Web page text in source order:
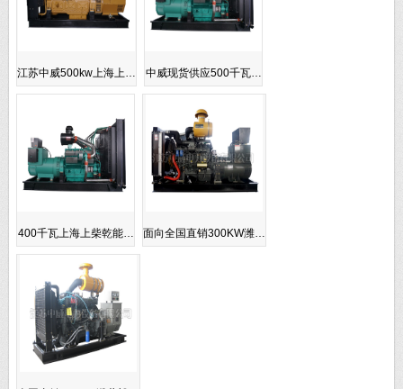
江苏中威500kw上海上… 中威现货供应500千瓦…
400千瓦上海上柴乾能… 面向全国直销300KW潍…